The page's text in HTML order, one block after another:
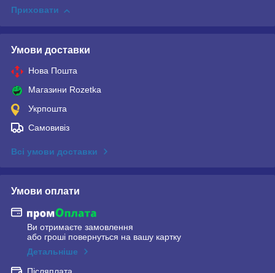
Приховати
Умови доставки
Нова Пошта
Магазини Rozetka
Укрпошта
Самовивіз
Всі умови доставки
Умови оплати
Ви отримаєте замовлення
або гроші повернуться на вашу картку
Детальніше
Післяплата